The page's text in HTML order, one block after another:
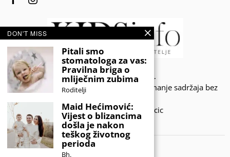
© 2020 - KIDSINFO.BA.
Sva prava zadržana. Zabranjeno preuzimanje sadržaja bez
Developed by Amar SIjercic
IZAŠAO JE NOVI MAGAZIN!
DON'T MISS
Pitali smo
stomatologa za vas:
Pravilna briga o
mliječnim zubima
Roditelji
Maid Hećimović:
Vijest o blizancima
došla je nakon
teškog životnog
perioda
Bh.